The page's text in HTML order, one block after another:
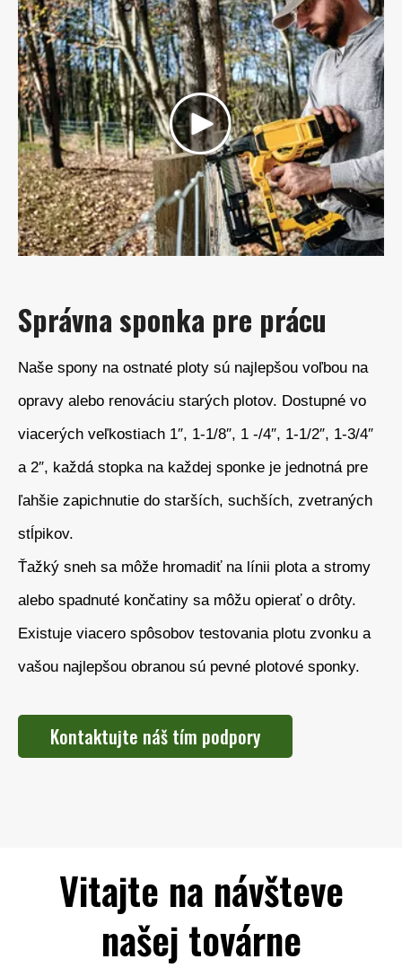
Správna sponka pre prácu
Naše spony na ostnaté ploty sú najlepšou voľbou na
opravy alebo renováciu starých plotov. Dostupné vo
viacerých veľkostiach 1″, 1-1/8″, 1 -/4″, 1-1/2″, 1-3/4″
a 2″, každá stopka na každej sponke je jednotná pre
ľahšie zapichnutie do starších, suchších, zvetraných
stĺpikov.
Ťažký sneh sa môže hromadiť na línii plota a stromy
alebo spadnuté končatiny sa môžu opierať o drôty.
Existuje viacero spôsobov testovania plotu zvonku a
vašou najlepšou obranou sú pevné plotové sponky.
Kontaktujte náš tím podpory
Vitajte na návšteve
našej továrne